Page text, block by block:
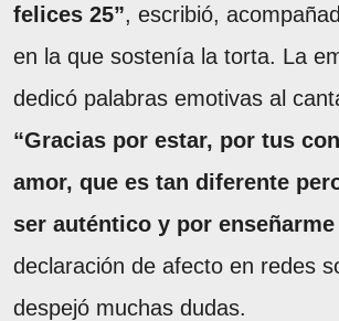
felices 25”, escribió,
en la que sostenía la torta. La
dedicó palabras emotivas al
“Gracias por estar, por tus
amor, que es tan diferente
ser auténtico y por enseñarme
declaración de afecto en redes
despejó muchas dudas.